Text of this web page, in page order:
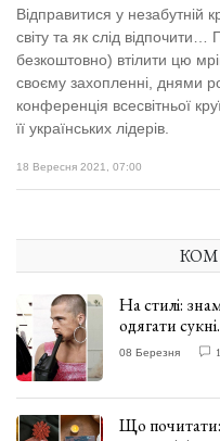
Афіша
Контакти
Відправитися у незабутній
світу та як слід відпочити…
безкоштовно) втілити цю
своєму захопленні, днями
конференція всесвітньої
її українських лідерів.
18 Вересня 2021, 07:00
На стилі:
одягати
08 Березня 1
Що почитати: